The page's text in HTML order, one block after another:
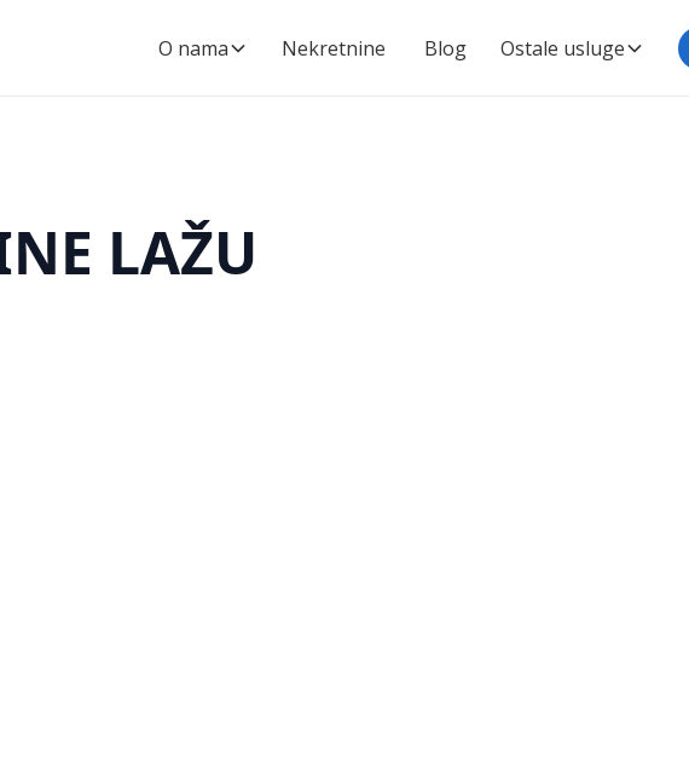
O nama Nekretnine Blog Ostale usluge
LAŽU